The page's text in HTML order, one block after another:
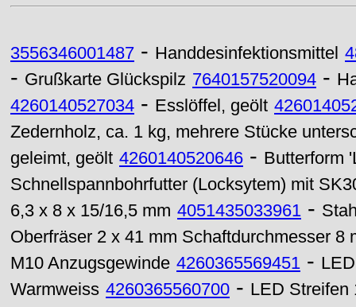
3556346001487 - Handdesinfektionsmittel
- Grußkarte Glückspilz 7640157520094 -
4260140527034 - Esslöffel, geölt
Zedernholz, ca. 1 kg, mehrere Stücke
geleimt, geölt 4260140520646 - Butterform
Schnellspannbohrfutter (Locksytem) mit
6,3 x 8 x 15/16,5 mm 4051435033961 -
Oberfräser 2 x 41 mm Schaftdurchmesser 8
M10 Anzugsgewinde 4260365569451 -
Warmweiss 4260365560700 - LED Streifen